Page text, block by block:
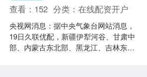
查看： 152 分类：在线配资开户
央视网消息：据中央气象台网站消息，
19日久联优配，新疆伊犁河谷、甘肃中
部、内蒙古东北部、黑龙江、吉林东部